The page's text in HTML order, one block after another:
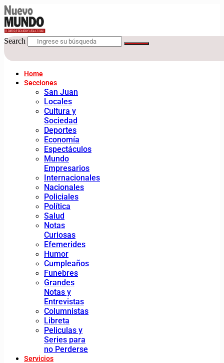
Search
Home
Secciones
San Juan
Locales
Cultura y
Sociedad
Deportes
Economía
Espectáculos
Mundo
Empresarios
Internacionales
Nacionales
Policiales
Política
Salud
Notas
Curiosas
Efemerides
Humor
Cumpleaños
Funebres
Grandes
Notas y
Entrevistas
Columnistas
Libreta
Peliculas y
Series para
no Perderse
Servicios